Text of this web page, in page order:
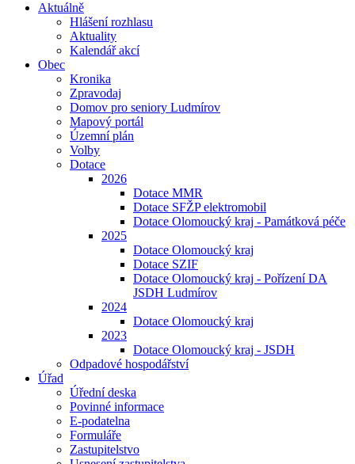
Aktuálně
Hlášení rozhlasu
Aktuality
Kalendář akcí
Obec
Kronika
Zpravodaj
Domov pro seniory Ludmírov
Mapový portál
Územní plán
Volby
Dotace
2026
Dotace MMR
Dotace SFŽP elektromobil
Dotace Olomoucký kraj - Památková péče
2025
Dotace Olomoucký kraj
Dotace SZIF
Dotace Olomoucký kraj - Pořízení DA
JSDH Ludmírov
2024
Dotace Olomoucký kraj
2023
Dotace Olomoucký kraj - JSDH
Odpadové hospodářství
Úřad
Úřední deska
Povinné informace
E-podatelna
Formuláře
Zastupitelstvo